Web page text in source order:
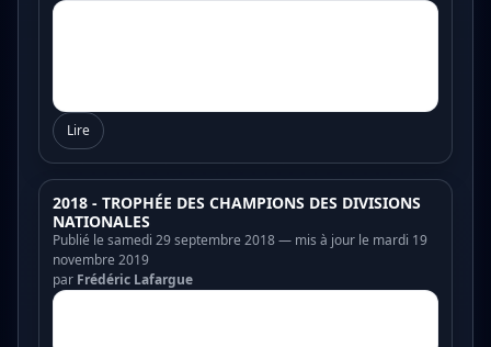
Lire
2018 - TROPHÉE DES CHAMPIONS DES DIVISIONS
NATIONALES
Publié le samedi 29 septembre 2018 — mis à jour le mardi 19
novembre 2019
par Frédéric Lafargue